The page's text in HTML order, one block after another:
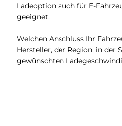
Ladeoption auch für E-
geeignet.
Welchen Anschluss Ihr
Hersteller, der Region, in der
gewünschten